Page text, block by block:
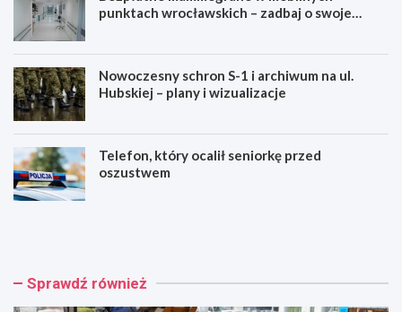
punktach wrocławskich – zadbaj o swoje
Nowoczesny schron S-1 i archiwum na ul.
Hubskiej – plany i wizualizacje
Telefon, który ocalił seniorkę przed
oszustwem
W
a
B
a Sprawdź również